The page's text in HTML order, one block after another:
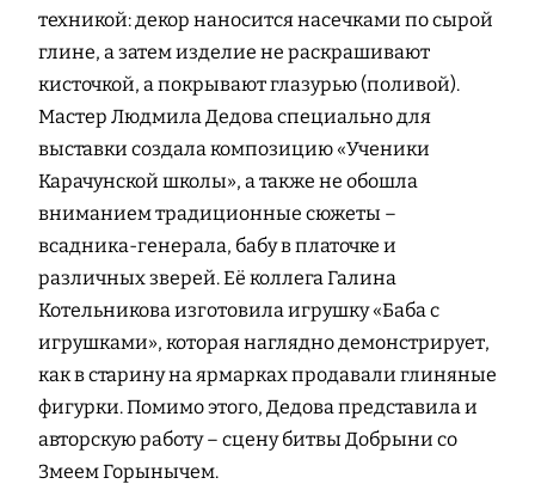
техникой: декор наносится насечками по сырой
глине, а затем изделие не раскрашивают
кисточкой, а покрывают глазурью (поливой).
Мастер Людмила Дедова специально для
выставки создала композицию «Ученики
Карачунской школы», а также не обошла
вниманием традиционные сюжеты –
всадника-генерала, бабу в платочке и
различных зверей. Её коллега Галина
Котельникова изготовила игрушку «Баба с
игрушками», которая наглядно демонстрирует,
как в старину на ярмарках продавали глиняные
фигурки. Помимо этого, Дедова представила и
авторскую работу – сцену битвы Добрыни со
Змеем Горынычем.